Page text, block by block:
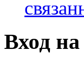
Вход